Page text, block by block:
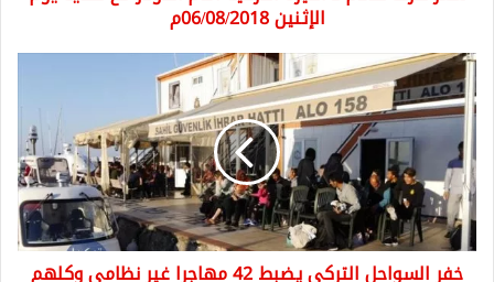
06/08/2018م
الإثنين 06/08/2018م
خفر
السواحل
التركي
يضبط
42
مهاجرا
غير
نظامي
وكلهم
يحملون
خفر السواحل التركي يضبط 42 مهاجرا غير نظامي وكلهم